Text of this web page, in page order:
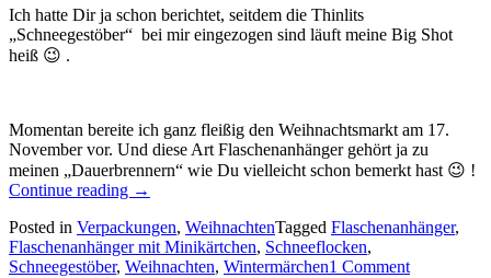
Ich hatte Dir ja schon berichtet, seitdem die Thinlits
„Schneegestöber“ bei mir eingezogen sind läuft meine Big Shot
heiß 😉 .
Momentan bereite ich ganz fleißig den Weihnachtsmarkt am 17.
November vor. Und diese Art Flaschenanhänger gehört ja zu
meinen „Dauerbrennern“ wie Du vielleicht schon bemerkt hast 😉 !
Continue reading „Flockengestöber
Flaschenanhängern
mit
Minikärtchen…“
→
Posted in Verpackungen, WeihnachtenTagged Flaschenanhänger,
Flaschenanhänger mit Minikärtchen, Schneeflocken,
Schneegestöber, Weihnachten, Wintermärchen1 Comment